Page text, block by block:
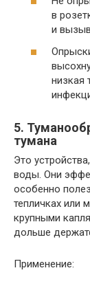
в
и
низкая
5.
тумана
Это
воды. Они
особенно
тепличках или
крупными
дольше
Применение: